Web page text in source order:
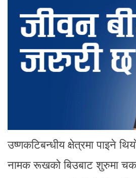
उष्णकटिबन्धीय क्षेत्रमा पाइने
नामक रूखको बिउबाट शुरुमा